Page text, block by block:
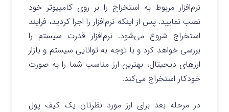
نرم‌افزار مربوط به استخراج را بر روی کامپیوتر خود
نصب نمایید. پس از اینکه نرم‌افزار را اجرا کردید، فرایند
استخراج شروع می‌شود. نرم‌افزار قدرت سیستم را
بررسی خواهد کرد و با توجه به توانایی سیستم و بازار
ارزهای دیجیتال، بهترین ارز مناسب شما را به صورت
خودکار استخراج می‌کند.
در مرحله بعد برای ارز مورد نظرتان یک کیف پول